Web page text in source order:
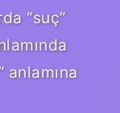
“suç”
anlamına